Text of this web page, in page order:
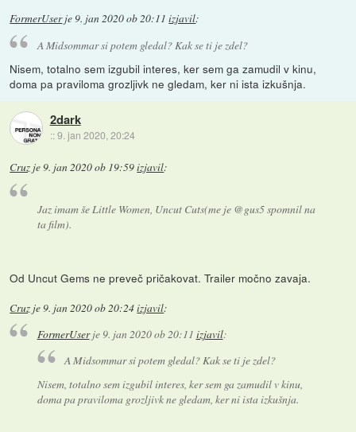
FormerUserje9. jan 2020 ob 20:11 izjavil:
A Midsommar si potem gledal? Kak se ti je zdel?
Nisem, totalno sem izgubil interes, ker sem ga zamudil v kinu,
doma pa praviloma grozljivk ne gledam, ker ni ista izkušnja.
2dark
::9. jan 2020, 20:24
Cruz je9. jan 2020 ob 19:59izjavil:
Jaz imam še Little Women, Uncut Cuts(me je @gus5 spomnil na
ta film).
Od Uncut Gems ne preveč pričakovat. Trailer močno zavaja.
Cruz je 9. jan 2020 ob 20:24izjavil:
FormerUserje9. jan 2020 ob 20:11 izjavil:
A Midsommar si potem gledal? Kak se ti je zdel?
Nisem, totalno sem izgubil interes, ker sem ga zamudil v kinu,
doma pa praviloma grozljivk ne gledam, ker ni ista izkušnja.